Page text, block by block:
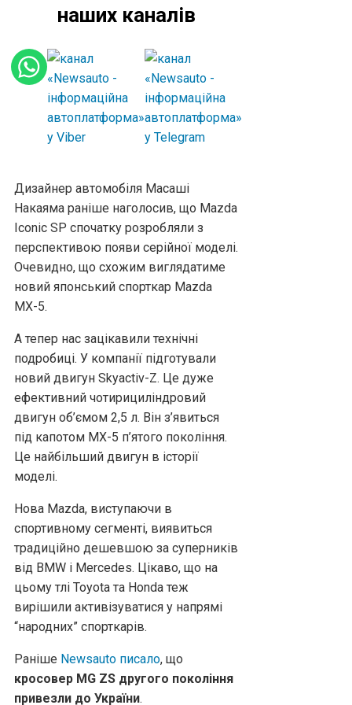
наших каналів
Дизайнер автомобіля Масаші
Накаяма раніше наголосив, що Mazda
Iconic SP спочатку розробляли з
перспективою появи серійної моделі.
Очевидно, що схожим виглядатиме
новий японський спорткар Mazda
MX-5.
А тепер нас зацікавили технічні
подробиці. У компанії підготували
новий двигун Skyactiv-Z. Це дуже
ефективний чотирициліндровий
двигун об’ємом 2,5 л. Він з’явиться
під капотом MX-5 п’ятого покоління.
Це найбільший двигун в історії
моделі.
Нова Mazda, виступаючи в
спортивному сегменті, виявиться
традиційно дешевшою за суперників
від BMW і Mercedes. Цікаво, що на
цьому тлі Toyota та Honda теж
вирішили активізуватися у напрямі
“народних” спорткарів.
Раніше Newsauto писало, що
кросовер MG ZS другого покоління
привезли до України.